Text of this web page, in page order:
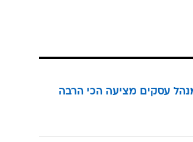
עסקים מציעה הכי הרבה